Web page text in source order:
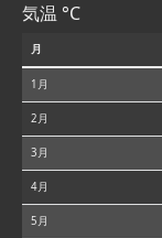
気温 °C
月
1月
2月
3月
4月
5月